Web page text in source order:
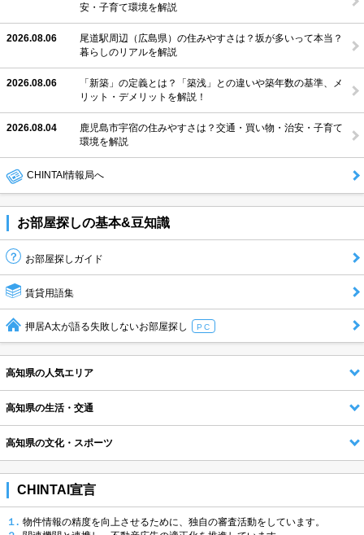
安・子育て環境を解説
2026.08.06
尾道駅周辺（広島県）の住みやすさは？坂が多いって本当？
暮らしのリアルを解説
2026.08.06
「新築」の定義とは？「築浅」との違いや築年数の基準、メ
リット・デメリットを解説！
2026.08.04
鹿児島市宇宿の住みやすさは？交通・買い物・治安・子育て
環境を解説
CHINTAI情報局へ
お部屋探しの基本&豆知識
お部屋探しガイド
賃貸用語集
押居A太が語る失敗しないお部屋探し PC
高知県の人気エリア
高知県の生活・交通
高知県の文化・スポーツ
CHINTAI宣言
１. 物件情報の精度を向上させるために、独自の審査活動をしています。